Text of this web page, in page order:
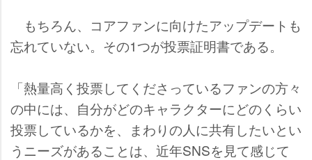
もちろん、コアファンに向けたアップデートも
忘れていない。その1つが投票証明書である。
「熱量高く投票してくださっているファンの方々
の中には、自分がどのキャラクターにどのくらい
投票しているかを、まわりの人に共有したいとい
うニーズがあることは、近年SNSを見て感じて